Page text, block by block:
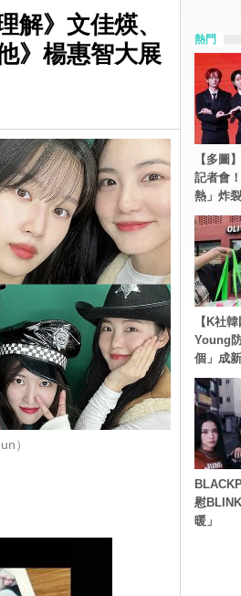
解》文佳煐、
》楊惠智大展
）
熱門
【多圖
記者會
熱」炸
【K社
Young
個」成
慰
暖」